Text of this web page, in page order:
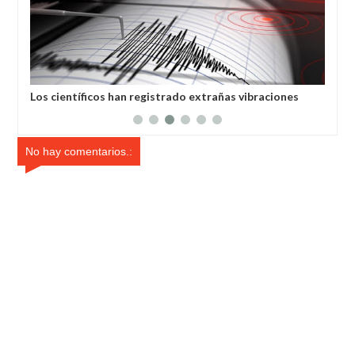
Los científicos han registrado extrañas vibraciones
No hay comentarios.: